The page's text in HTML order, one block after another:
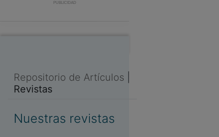
PUBLICIDAD
Repositorio de Artículos
Revistas
Nuestras revistas